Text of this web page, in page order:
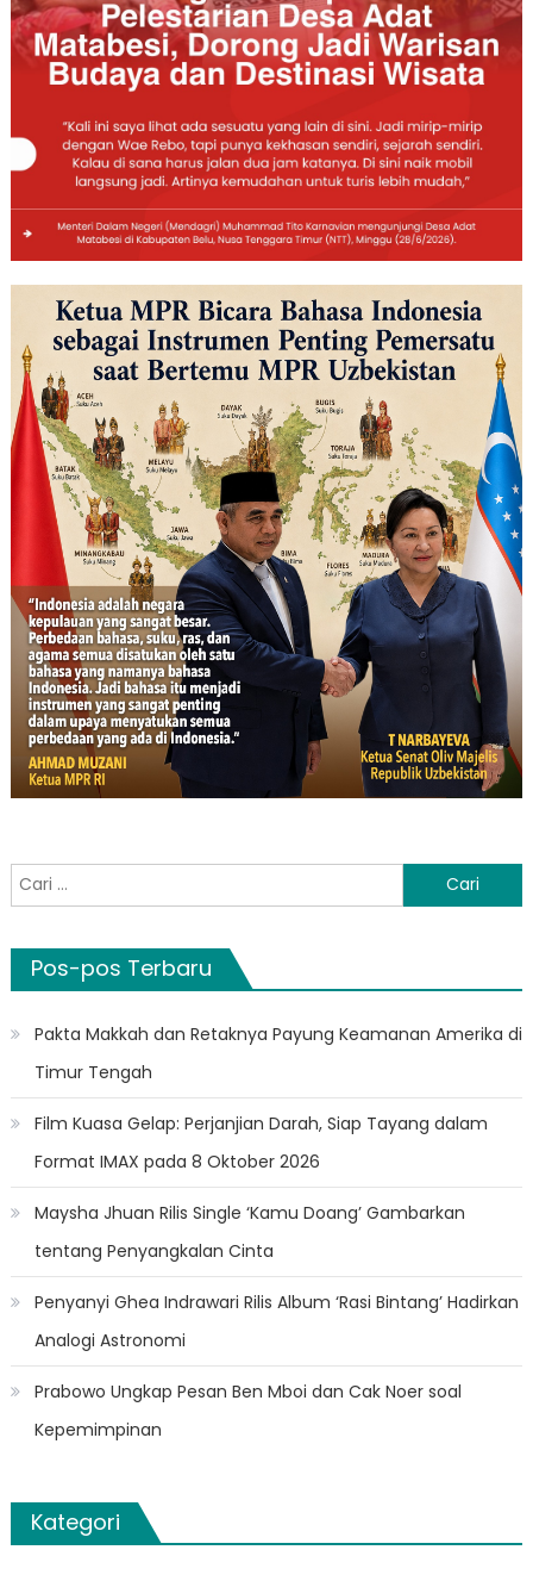
Cari
untuk:
Pos-pos Terbaru
Pakta Makkah dan Retaknya Payung Keamanan Amerika di
Timur Tengah
Film Kuasa Gelap: Perjanjian Darah, Siap Tayang dalam
Format IMAX pada 8 Oktober 2026
Maysha Jhuan Rilis Single ‘Kamu Doang’ Gambarkan
tentang Penyangkalan Cinta
Penyanyi Ghea Indrawari Rilis Album ‘Rasi Bintang’ Hadirkan
Analogi Astronomi
Prabowo Ungkap Pesan Ben Mboi dan Cak Noer soal
Kepemimpinan
Kategori